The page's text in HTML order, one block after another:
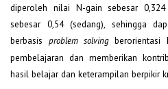
diperoleh nilai N-gain sebesar
sebesar 0,54 (sedang), sehingga
berbasis problem solving berorientasi
pembelajaran dan memberikan
hasil belajar dan keterampilan berpikir